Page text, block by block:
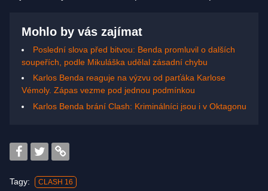
Mohlo by vás zajímat
Poslední slova před bitvou: Benda promluvil o dalších
soupeřích, podle Mikuláška udělal zásadní chybu
Karlos Benda reaguje na výzvu od parťáka Karlose
Vémoly. Zápas vezme pod jednou podmínkou
Karlos Benda brání Clash: Kriminálníci jsou i v Oktagonu
Tagy: CLASH 16